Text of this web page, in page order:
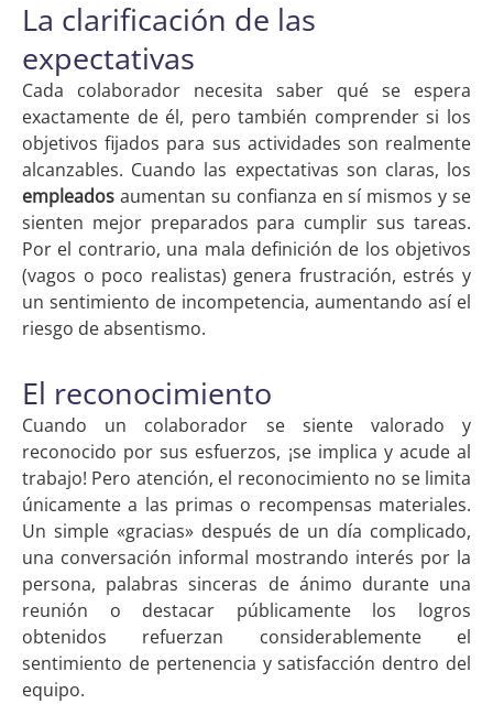
La clarificación de las
expectativas
Cada colaborador necesita saber qué se espera
exactamente de él, pero también comprender si los
objetivos fijados para sus actividades son realmente
alcanzables. Cuando las expectativas son claras, los
empleados aumentan su confianza en sí mismos y se
sienten mejor preparados para cumplir sus tareas.
Por el contrario, una mala definición de los objetivos
(vagos o poco realistas) genera frustración, estrés y
un sentimiento de incompetencia, aumentando así el
riesgo de absentismo.
El reconocimiento
Cuando un colaborador se siente valorado y
reconocido por sus esfuerzos, ¡se implica y acude al
trabajo! Pero atención, el reconocimiento no se limita
únicamente a las primas o recompensas materiales.
Un simple «gracias» después de un día complicado,
una conversación informal mostrando interés por la
persona, palabras sinceras de ánimo durante una
reunión o destacar públicamente los logros
obtenidos refuerzan considerablemente el
sentimiento de pertenencia y satisfacción dentro del
equipo.